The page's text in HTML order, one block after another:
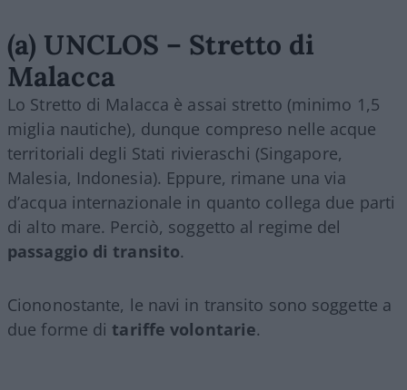
(a) UNCLOS – Stretto di
Malacca
Lo Stretto di Malacca è assai stretto (minimo 1,5
miglia nautiche), dunque compreso nelle acque
territoriali degli Stati rivieraschi (Singapore,
Malesia, Indonesia). Eppure, rimane una via
d’acqua internazionale in quanto collega due parti
di alto mare. Perciò, soggetto al regime del
passaggio di transito.
Ciononostante, le navi in transito sono soggette a
due forme ditariffe volontarie.